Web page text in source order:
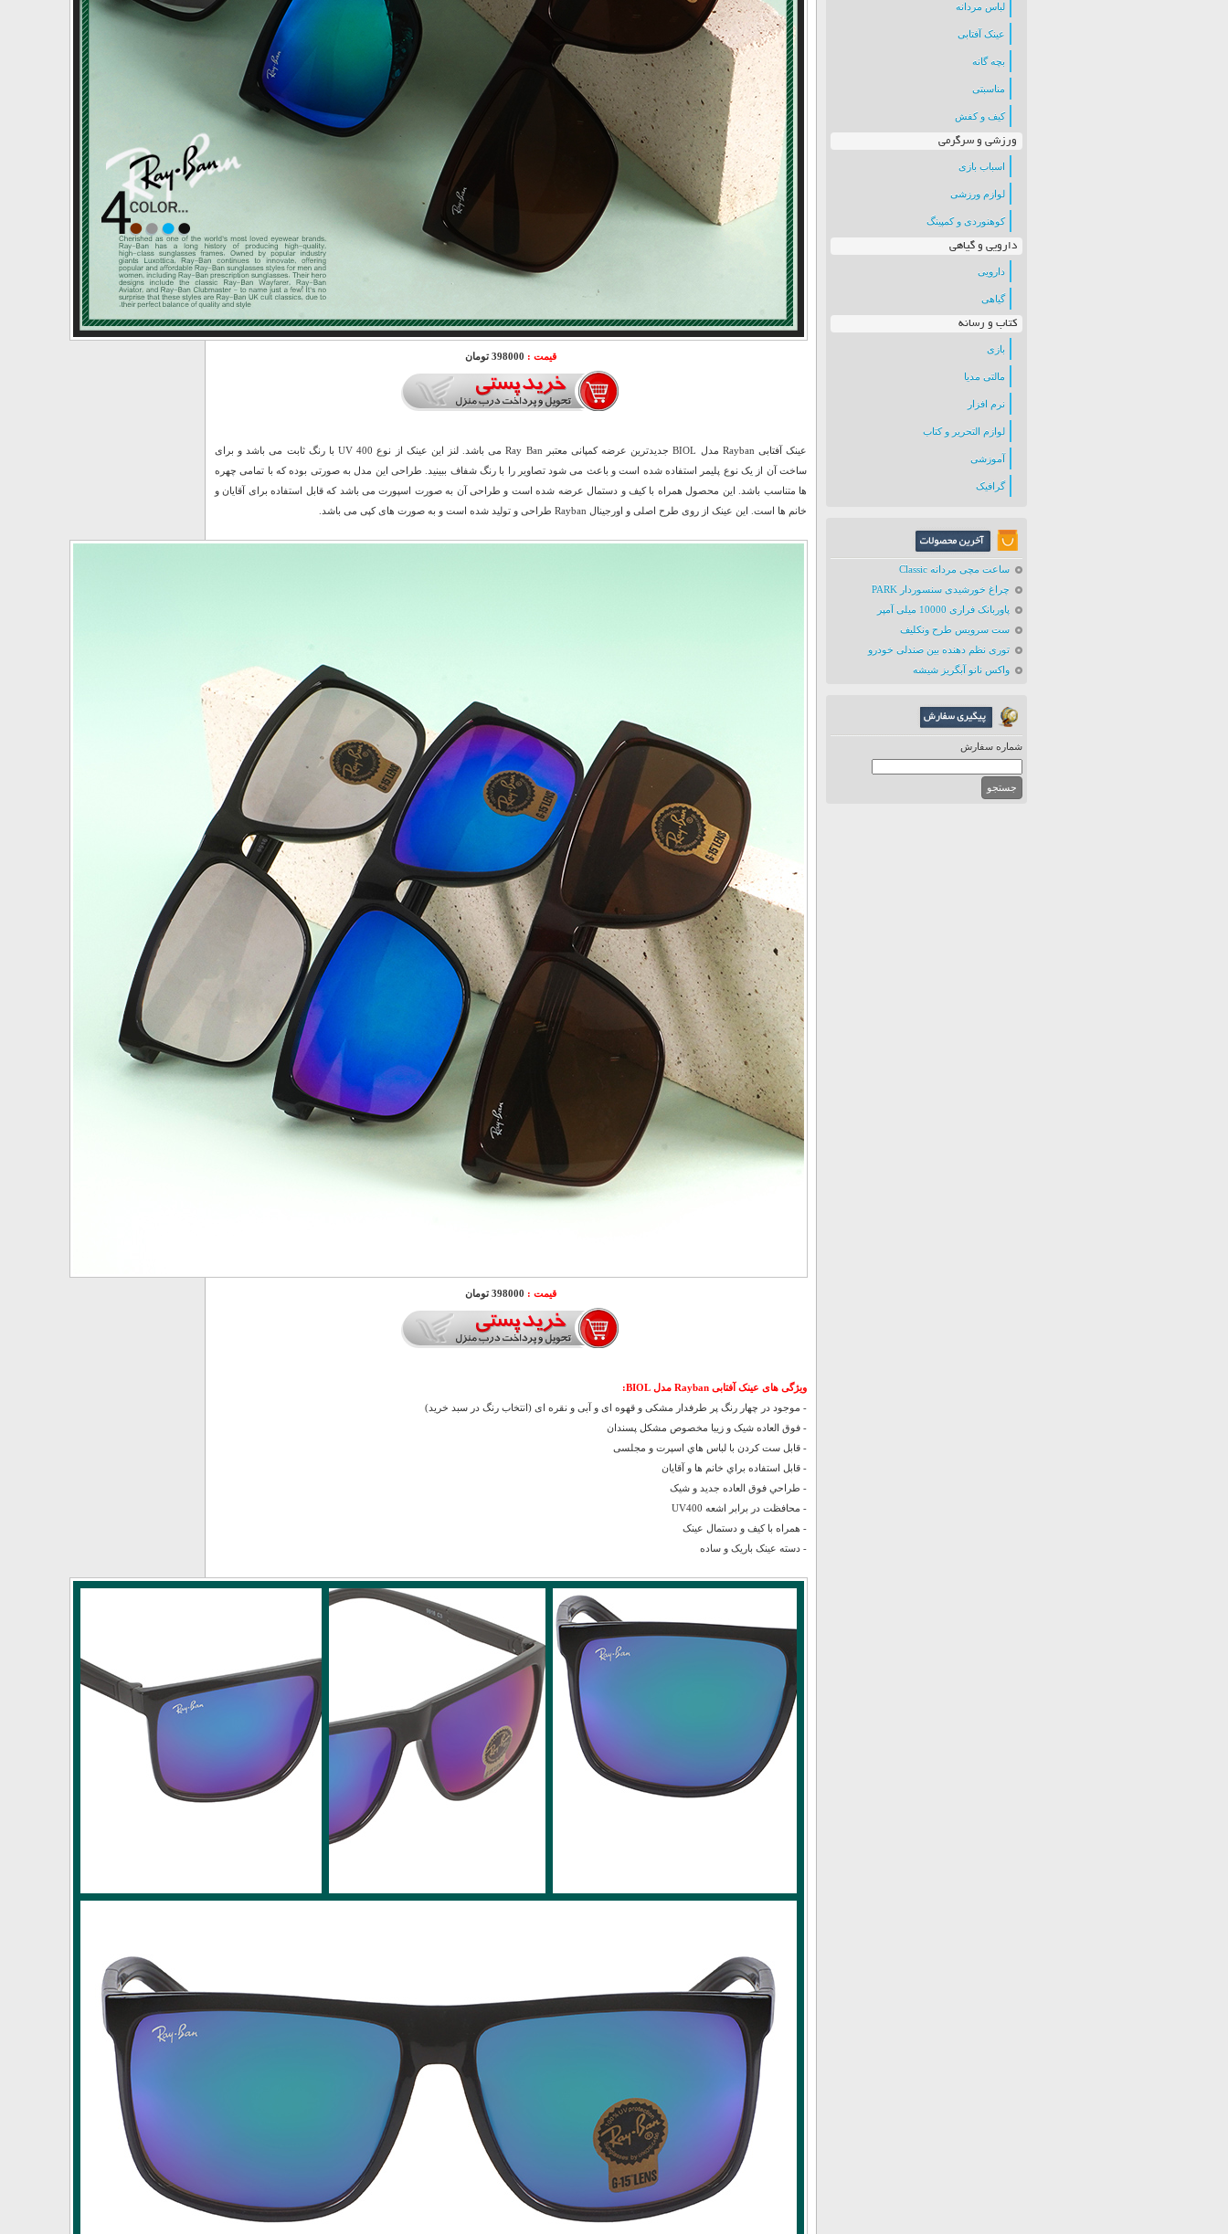
لباس مردانه
عینک آفتابی
بچه گانه
مناسبتی
کیف و کفش
ورزشی و سرگرمی
اسباب بازی
لوازم ورزشی
کوهنوردی و کمپینگ
دارویی و گیاهی
دارویی
گیاهی
کتاب و رسانه
بازی
مالتی مدیا
نرم افزار
لوازم التحریر و کتاب
آموزشی
گرافیک
ساعت مچی مردانه Classic
چراغ خورشیدی سنسوردار PARK
پاوربانک فراری 10000 میلی آمپر
ست سرویس طرح ونکلیف
توری نظم دهنده بین صندلی خودرو
واکس نانو آبگریز شیشه
شماره سفارش
قیمت : 398000 تومان
عینک آفتابی Rayban مدل BIOL جدیدترین عرضه کمپانی معتبر Ray Ban می باشد. لنز این عینک از نوع UV 400 با رنگ ثابت می باشد و برای
ساخت آن از یک نوع پلیمر استفاده شده است و باعث می شود تصاویر را با رنگ شفاف ببینید. طراحی این مدل به صورتی بوده که با تمامی چهره
ها متناسب باشد. این محصول همراه با کیف و دستمال عرضه شده است و طراحی آن به صورت اسپورت می باشد که قابل استفاده برای آقایان و
خانم ها است. این عینک از روی طرح اصلی و اورجینال Rayban طراحی و تولید شده است و به صورت های کپی می باشد.
قیمت : 398000 تومان
ویژگی های عینک آفتابی Rayban مدل BIOL:
- موجود در چهار رنگ پر طرفدار مشکی و قهوه ای و آبی و نقره ای (انتخاب رنگ در سبد خرید)
- فوق العاده شیک و زیبا مخصوص مشکل پسندان
- قابل ست كردن با لباس هاي اسپرت و مجلسی
- قابل استفاده براي خانم ها و آقايان
- طراحي فوق العاده جديد و شيک
- محافظت در برابر اشعه‌ UV400
- همراه با کیف و دستمال عینک
- دسته عینک باریک و ساده